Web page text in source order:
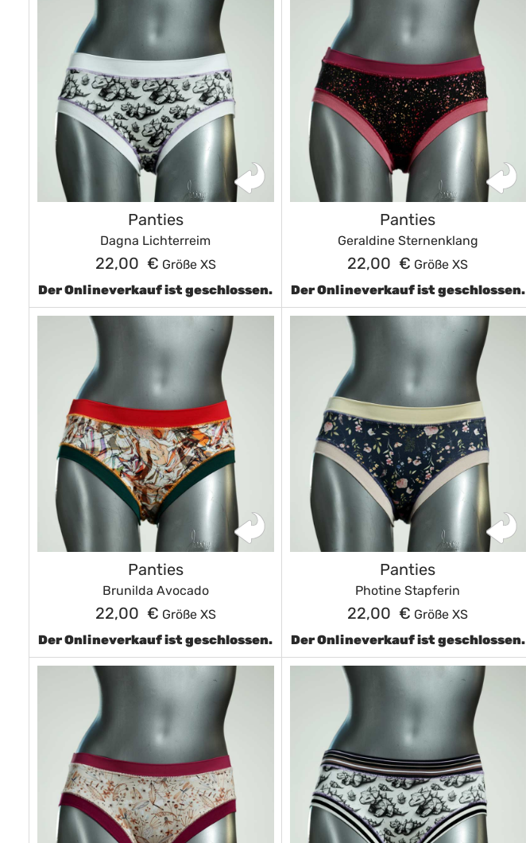
Panties
Dagna Lichterreim
22,00 € Größe XS
Der Onlineverkauf ist geschlossen.
Panties
Geraldine Sternenklang
22,00 € Größe XS
Der Onlineverkauf ist geschlossen.
Panties
Brunilda Avocado
22,00 € Größe XS
Der Onlineverkauf ist geschlossen.
Panties
Photine Stapferin
22,00 € Größe XS
Der Onlineverkauf ist geschlossen.